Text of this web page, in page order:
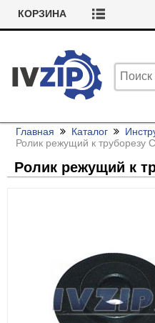
КОРЗИНА
Главная Каталог
Ролик режущий к труборезу
Ролик режущий к